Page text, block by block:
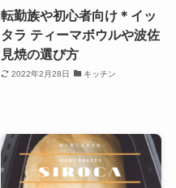
転勤族や初心者向け＊イッ
タラ ティーマボウルや波佐
見焼の選び方
2022年2月28日 キッチン